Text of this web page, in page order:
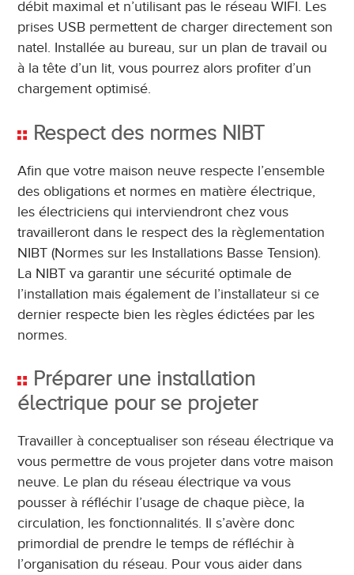
débit maximal et n’utilisant pas le réseau WIFI. Les
prises USB permettent de charger directement son
natel. Installée au bureau, sur un plan de travail ou
à la tête d’un lit, vous pourrez alors profiter d’un
chargement optimisé.
Respect des normes NIBT
Afin que votre maison neuve respecte l’ensemble
des obligations et normes en matière électrique,
les électriciens qui interviendront chez vous
travailleront dans le respect des la règlementation
NIBT (Normes sur les Installations Basse Tension).
La NIBT va garantir une sécurité optimale de
l’installation mais également de l’installateur si ce
dernier respecte bien les règles édictées par les
normes.
Préparer une installation
électrique pour se projeter
Travailler à conceptualiser son réseau électrique va
vous permettre de vous projeter dans votre maison
neuve. Le plan du réseau électrique va vous
pousser à réfléchir l’usage de chaque pièce, la
circulation, les fonctionnalités. Il s’avère donc
primordial de prendre le temps de réfléchir à
l’organisation du réseau. Pour vous aider dans